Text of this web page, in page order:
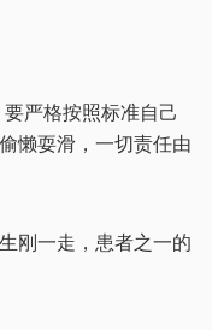
严格按照标准自己
懒耍滑，一切责任由
刚一走，患者之一的